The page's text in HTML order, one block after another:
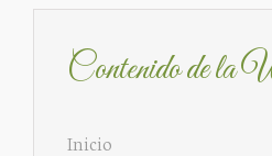
Contenido de
Inicio